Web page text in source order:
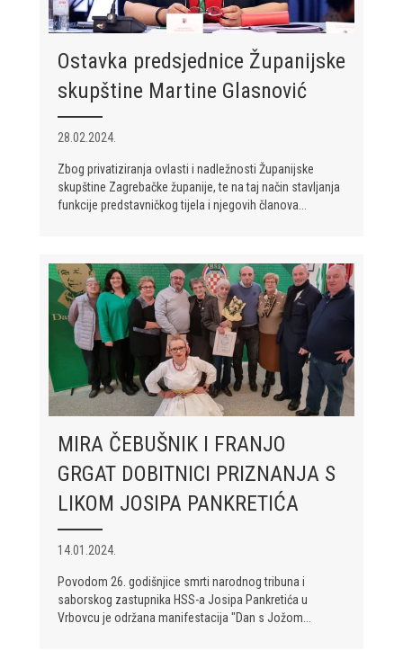
Ostavka predsjednice Županijske
skupštine Martine Glasnović
28.02.2024.
Zbog privatiziranja ovlasti i nadležnosti Županijske
skupštine Zagrebačke županije, te na taj način stavljanja
funkcije predstavničkog tijela i njegovih članova...
MIRA ČEBUŠNIK I FRANJO
GRGAT DOBITNICI PRIZNANJA S
LIKOM JOSIPA PANKRETIĆA
14.01.2024.
Povodom 26. godišnjice smrti narodnog tribuna i
saborskog zastupnika HSS-a Josipa Pankretića u
Vrbovcu je održana manifestacija "Dan s Jožom...